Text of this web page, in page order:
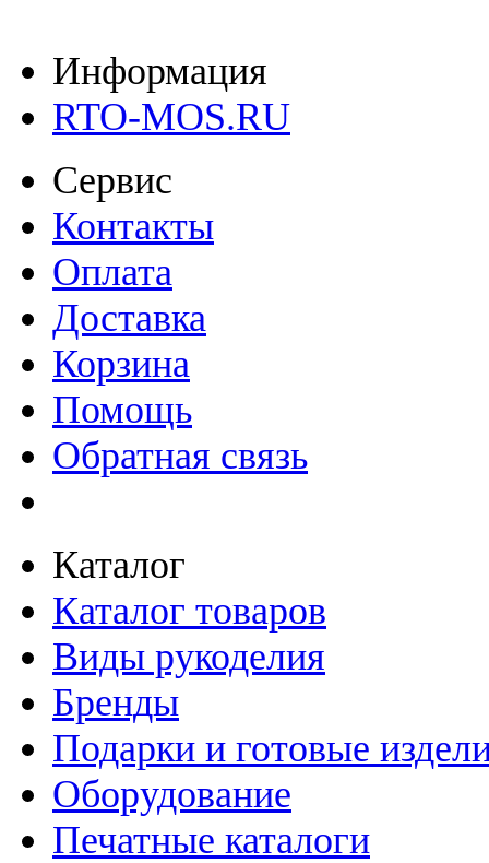
Информация
RTO-MOS.RU
Сервис
Контакты
Оплата
Доставка
Корзина
Помощь
Обратная связь
Каталог
Каталог товаров
Виды рукоделия
Бренды
Подарки и готовые
Оборудование
Печатные каталоги